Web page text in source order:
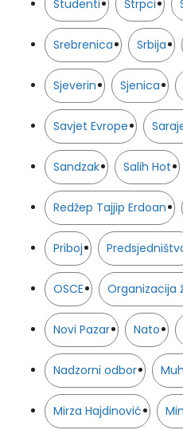
Studenti Štrpci
Srebrenica Srbija
Sjeverin Sjenica
Savjet Evrope
Sandzak Salih Hot
Redžep Tajjip Erdoan
Priboj
OSCE Organizacija
Novi Pazar Nato
Nadzorni odbor
Mirza Hajdinović